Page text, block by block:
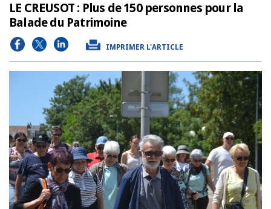
LE CREUSOT : Plus de 150 personnes pour la
Balade du Patrimoine
IMPRIMER L'ARTICLE